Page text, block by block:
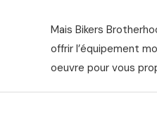
Mais Bikers
offrir l’équipement
oeuvre pour vous